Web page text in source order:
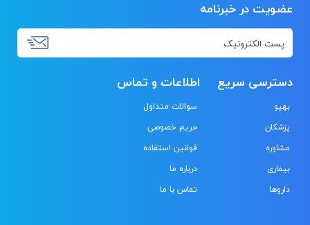
عضویت در خبرنامه
دسترسی سریع
بهپو
پزشکان
مشاوره
بیماری
داروها
اطلاعات و تماس
سوالات متداول
حریم خصوصی
قوانین استفاده
درباره ما
تماس با ما